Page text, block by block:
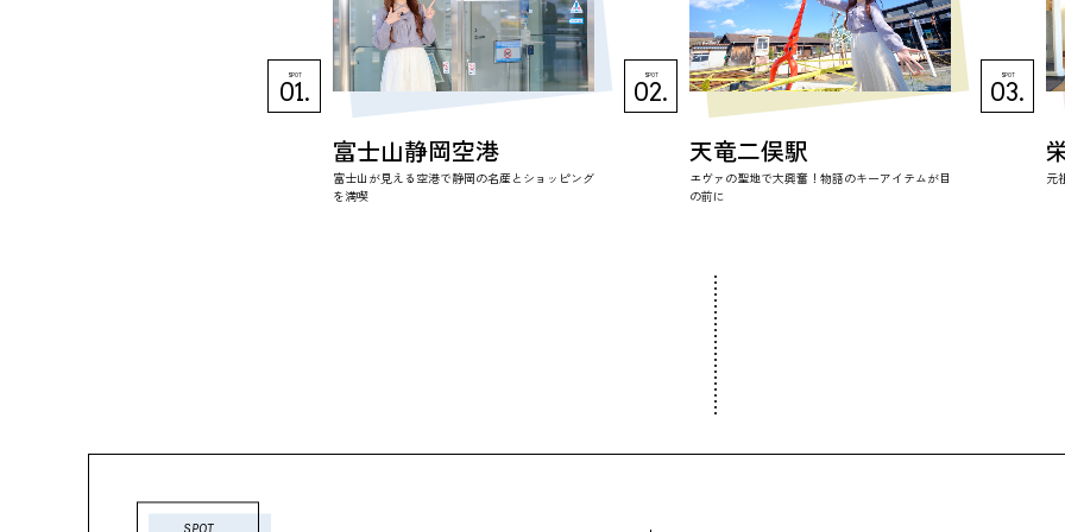
SPOT
01.
富士山静岡空港
富士山が見える空港で静岡の名産とショッピング
を満喫
SPOT
02.
天竜二俣駅
エヴァの聖地で大興奮！物語のキーアイテムが目
の前に
SPOT
03.
元
SPOT